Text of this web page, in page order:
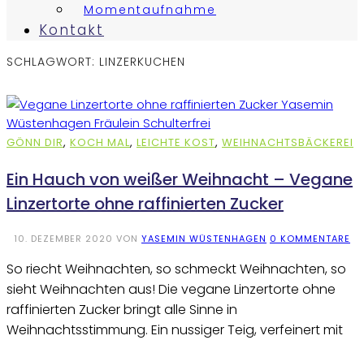
Momentaufnahme
Kontakt
SCHLAGWORT: LINZERKUCHEN
GÖNN DIR, KOCH MAL, LEICHTE KOST, WEIHNACHTSBÄCKEREI
Ein Hauch von weißer Weihnacht – Vegane
Linzertorte ohne raffinierten Zucker
10. DEZEMBER 2020 VON YASEMIN WÜSTENHAGEN 0 KOMMENTARE
So riecht Weihnachten, so schmeckt Weihnachten, so
sieht Weihnachten aus! Die vegane Linzertorte ohne
raffinierten Zucker bringt alle Sinne in
Weihnachtsstimmung. Ein nussiger Teig, verfeinert mit